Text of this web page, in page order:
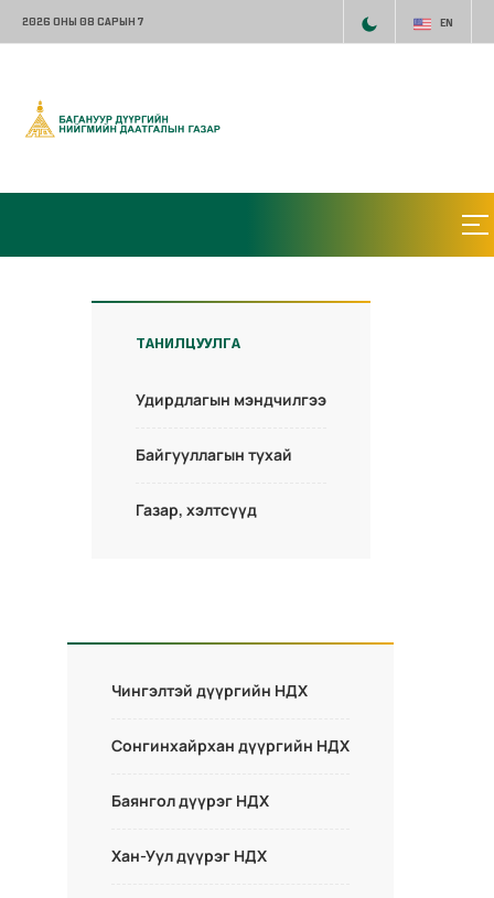
2026 ОНЫ 08 САРЫН 7 EN
ТАНИЛЦУУЛГА
Удирдлагын мэндчилгээ
Байгууллагын тухай
Газар, хэлтсүүд
Чингэлтэй дүүргийн НДХ
Сонгинхайрхан дүүргийн НДХ
Баянгол дүүрэг НДХ
Хан-Уул дүүрэг НДХ